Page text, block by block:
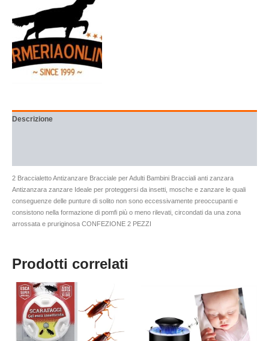
Descrizione
2 Braccialetto Antizanzare Bracciale per Adulti Bambini Bracciali anti zanzara
Antizanzara zanzare Ideale per proteggersi da insetti, mosche e zanzare le quali
conseguenze delle punture di solito non sono eccessivamente preoccupanti e
consistono nella formazione di pomfi più o meno rilevati, circondati da una zona
arrossata e pruriginosa CONFEZIONE 2 PEZZI
Prodotti correlati